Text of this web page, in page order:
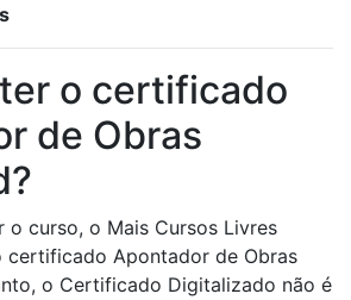
o certificado
de Obras
o curso, o Mais Cursos Livres
certificado Apontador de Obras
o Certificado Digitalizado não é